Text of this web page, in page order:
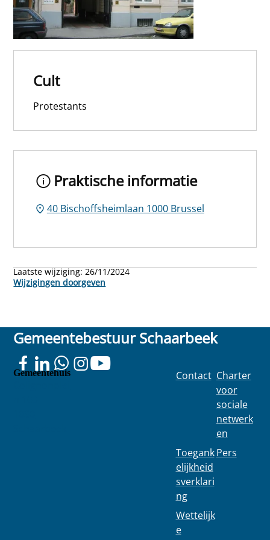
Cult
Protestants
Praktische informatie
40 Bischoffsheimlaan 1000 Brussel
Laatste wijziging:26/11/2024
Wijzigingen doorgeven
Gemeentebestuur Schaarbeek
Gemeentehuis Contact
Toegank
elijkheid
sverklari
ng
Wettelijk
e
Charter
voor
sociale
netwerk
en
Pers